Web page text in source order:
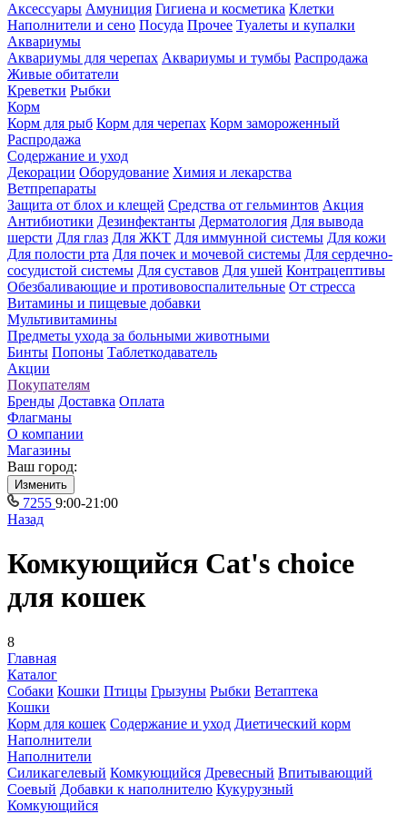
Аксессуары Амуниция Гигиена и косметика Клетки
Наполнители и сено Посуда Прочее Туалеты и купалки
Аквариумы
Аквариумы для черепах Аквариумы и тумбы Распродажа
Живые обитатели
Креветки Рыбки
Корм
Корм для рыб Корм для черепах Корм замороженный
Распродажа
Содержание и уход
Декорации Оборудование Химия и лекарства
Ветпрепараты
Защита от блох и клещей Средства от гельминтов Акция
Антибиотики Дезинфектанты Дерматология Для вывода
шерсти Для глаз Для ЖКТ Для иммунной системы Для кожи
Для полости рта Для почек и мочевой системы Для сердечно-
сосудистой системы Для суставов Для ушей Контрацептивы
Обезбаливающие и противовоспалительные От стресса
Витамины и пищевые добавки
Мультивитамины
Предметы ухода за больными животными
Бинты Попоны Таблеткодаватель
Акции
Покупателям
Бренды Доставка Оплата
Флагманы
О компании
Магазины
Ваш город:
Изменить
7255 9:00-21:00
Назад
Комкующийся Cat's choice
для кошек
8
Главная
Каталог
Собаки Кошки Птицы Грызуны Рыбки Ветаптека
Кошки
Корм для кошек Содержание и уход Диетический корм
Наполнители
Наполнители
Силикагелевый Комкующийся Древесный Впитывающий
Соевый Добавки к наполнителю Кукурузный
Комкующийся